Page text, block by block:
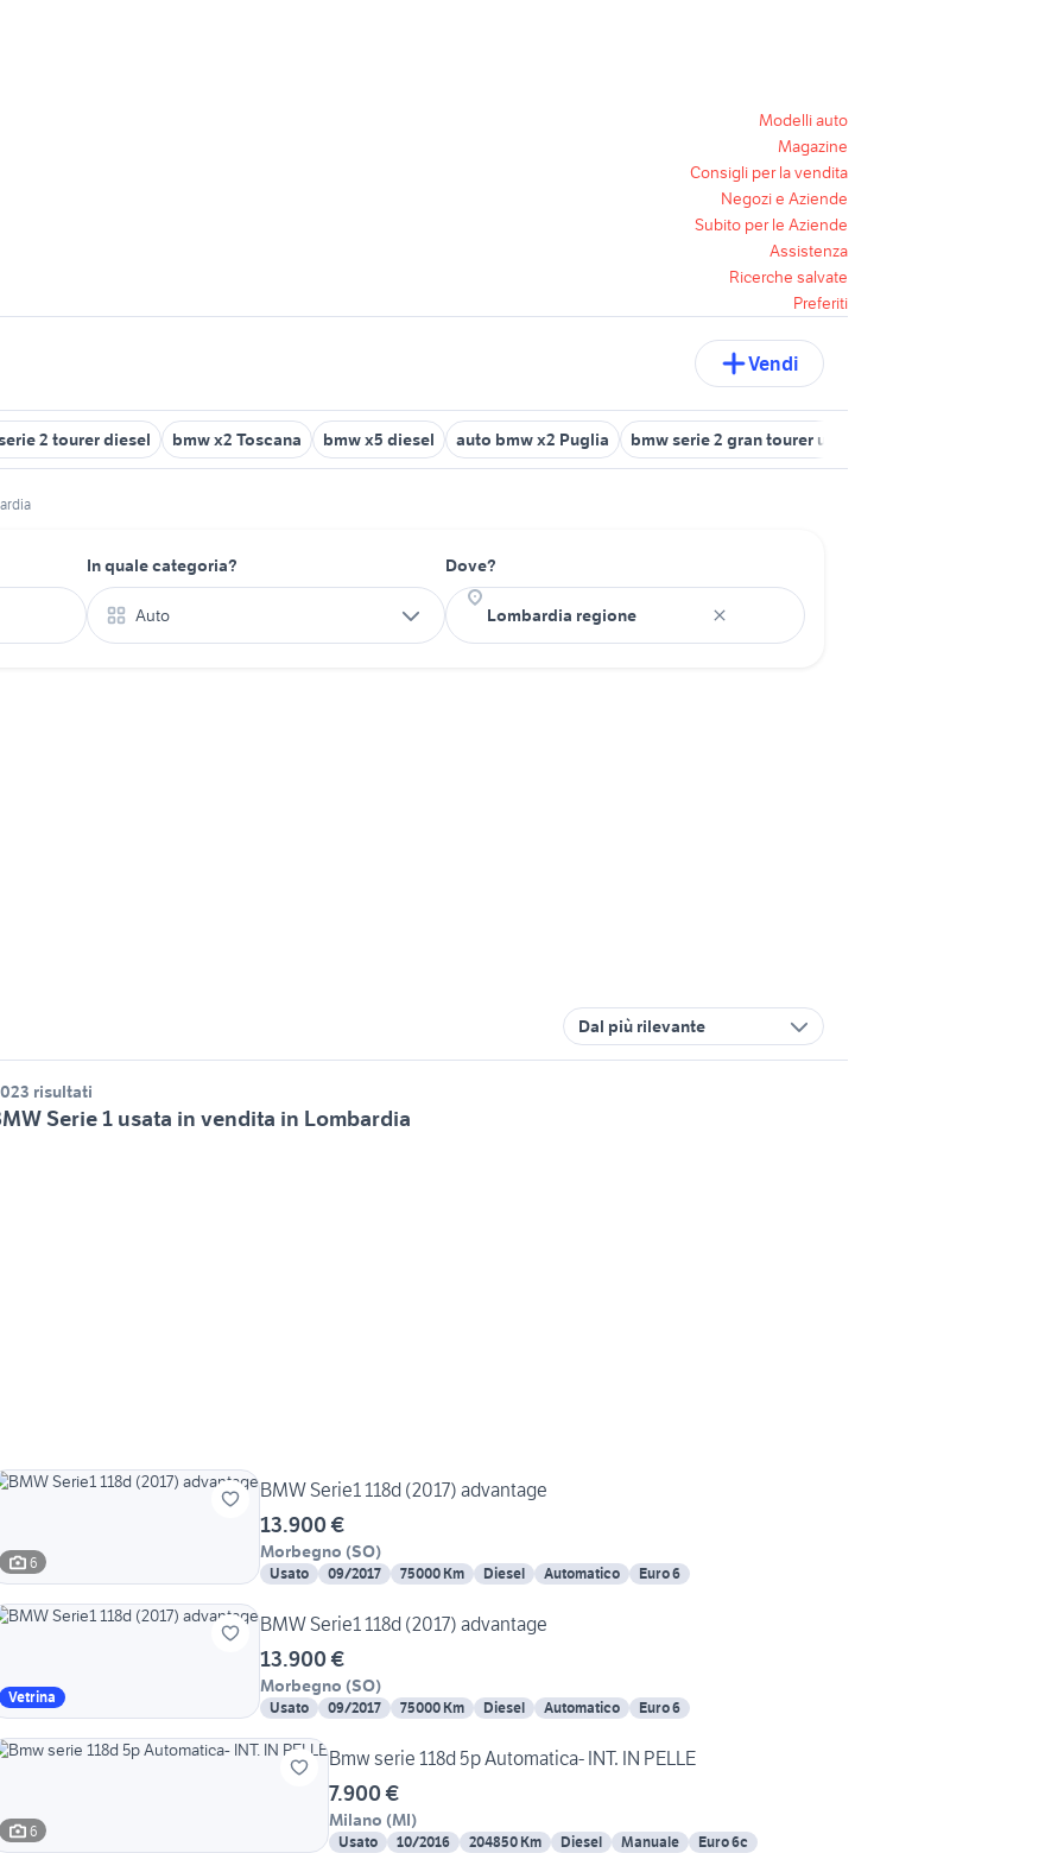
Modelli auto
Magazine
Consigli per la vendita
Negozi e Aziende
Subito per le Aziende
Assistenza
Ricerche salvate
Preferiti
Vendi
2 tourer diesel bmw x2 Toscana bmw x5 diesel auto bmw x2 Puglia bmw serie 2 gran tourer usata
In quale categoria?
Auto
Dove?
Dal più rilevante
risultati
Serie 1 usata in vendita in Lombardia
6
BMW Serie1 118d (2017) advantage
13.900 €
Morbegno (SO)
Usato 09/2017 75000 Km Diesel Automatico Euro 6
Vetrina
BMW Serie1 118d (2017) advantage
13.900 €
Morbegno (SO)
Usato 09/2017 75000 Km Diesel Automatico Euro 6
6
Bmw serie 118d 5p Automatica- INT. IN PELLE
7.900 €
Milano (MI)
Usato 10/2016 204850 Km Diesel Manuale Euro 6c